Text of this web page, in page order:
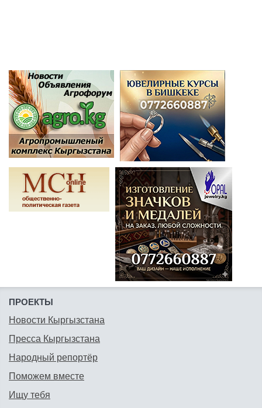
ПРОЕКТЫ
Новости Кыргызстана
Пресса Кыргызстана
Народный репортёр
Поможем вместе
Ищу тебя